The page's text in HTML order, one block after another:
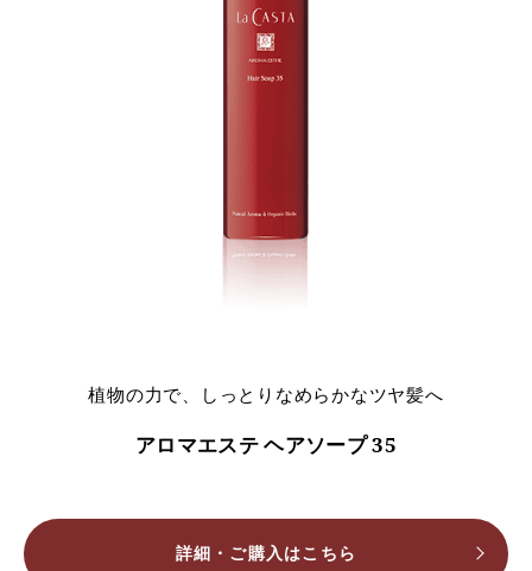
植物の力で、しっとりなめらかなツヤ髪へ
アロマエステ ヘアソープ 35
詳細・ご購入はこちら